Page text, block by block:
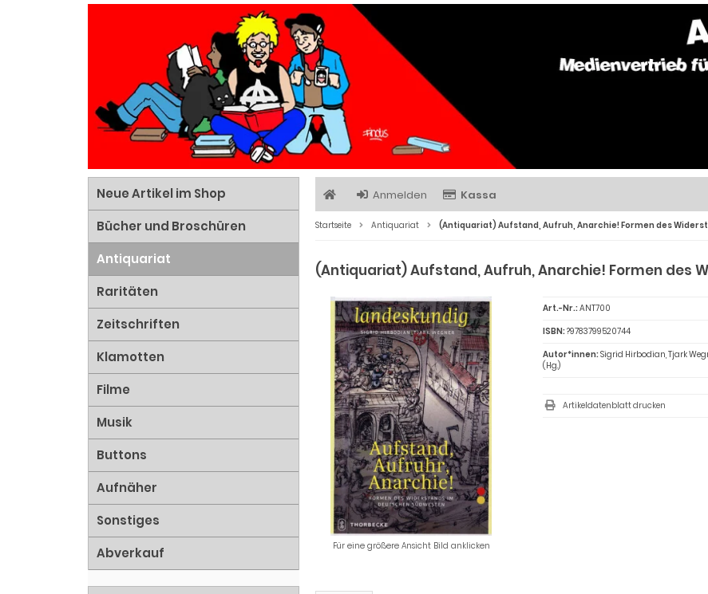
Anmelden Kassa
Startseite Antiquariat (Antiquariat) Aufstand, Aufruh, Anarchie! Formen des
(Antiquariat) Aufstand, Aufruh, Anarchie! Formen des
Für eine größere Ansicht Bild anklicken
Art.-Nr.:ANT700
ISBN:?9783799520744
Autor*innen:Sigrid Hirbodian, Tjark
(Hg.)
Artikeldatenblatt drucken
Neue Artikel im Shop
Bücher und Broschüren
Antiquariat
Raritäten
Zeitschriften
Klamotten
Filme
Musik
Buttons
Aufnäher
Sonstiges
Abverkauf